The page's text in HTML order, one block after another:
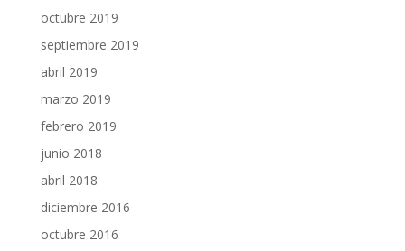
octubre 2019
septiembre 2019
abril 2019
marzo 2019
febrero 2019
junio 2018
abril 2018
diciembre 2016
octubre 2016